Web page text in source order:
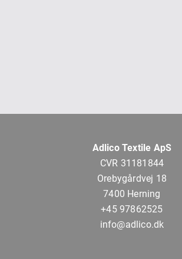
Adlico Textile ApS
CVR 31181844
Orebygårdvej 18
7400 Herning
+45 97862525
info@adlico.dk